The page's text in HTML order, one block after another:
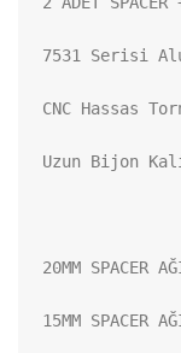
7531 Serisi
CNC Hassas
Uzun Bijon
20MM SPACER
15MM SPACER